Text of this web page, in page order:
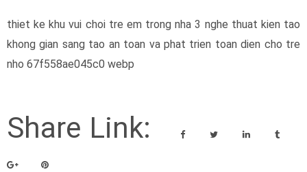
thiet ke khu vui choi tre em trong nha 3 nghe thuat kien tao
khong gian sang tao an toan va phat trien toan dien cho tre
nho 67f558ae045c0 webp
Share Link: